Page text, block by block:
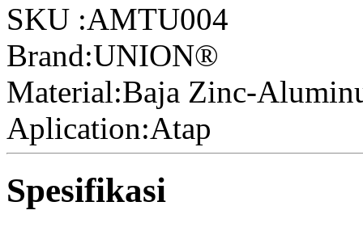
SKU :AMTU004
Brand:UNION®
Material:Baja Zinc-
Aplication:Atap
Spesifikasi